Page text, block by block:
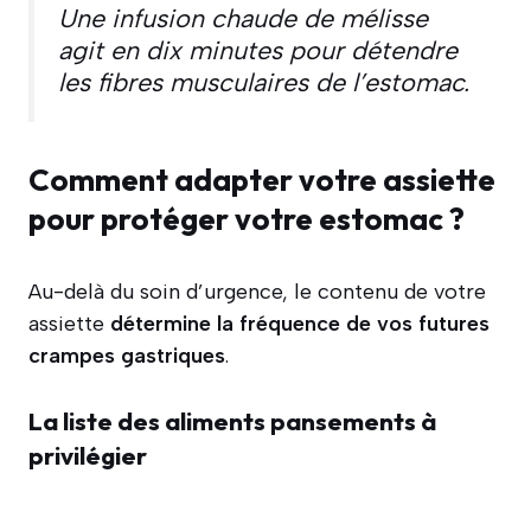
Une infusion chaude de mélisse
agit en dix minutes pour détendre
les fibres musculaires de l’estomac.
Comment adapter votre assiette
pour protéger votre estomac ?
Au-delà du soin d’urgence, le contenu de votre
assiette détermine la fréquence de vos futures
crampes gastriques.
La liste des aliments pansements à
privilégier